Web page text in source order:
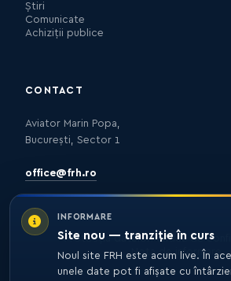
INFORMARE
Site nou — tranziție în curs
Noul site FRH este acum live. În
unele date pot fi afișate cu
Știri
Comunicate
Achiziții publice
CONTACT
Aviator Marin Popa,
București, Sector 1
office@frh.ro
Protecția datelorPolitica de
Nota de informare